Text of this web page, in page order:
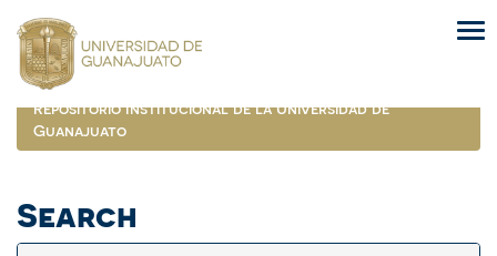
navigation
Repositorio Institucional de la Universidad de
Guanajuato
Search